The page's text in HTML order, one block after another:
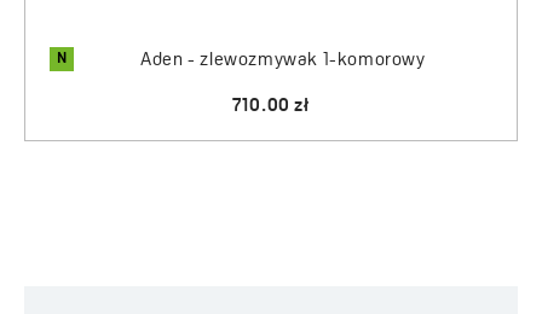
N Aden - zlewozmywak 1-komorowy
710.00 zł